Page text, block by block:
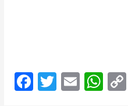
F
T
E
W